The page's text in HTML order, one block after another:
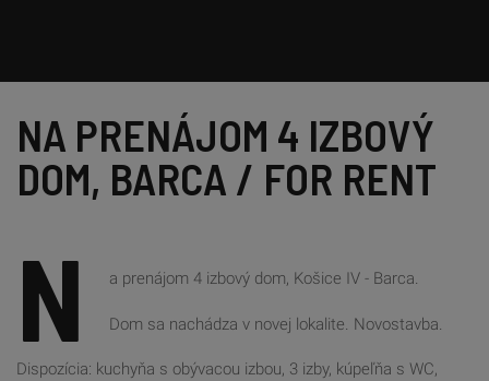
NA PRENÁJOM 4 IZBOVÝ
DOM, BARCA / FOR RENT
N a prenájom 4 izbový dom, Košice IV - Barca.
Dom sa nachádza v novej lokalite. Novostavba.
Dispozícia: kuchyňa s obývacou izbou, 3 izby, kúpeľňa s WC,